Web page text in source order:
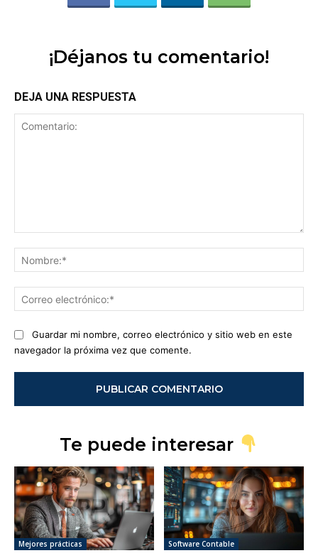
¡Déjanos tu comentario!
DEJA UNA RESPUESTA
Guardar mi nombre, correo electrónico y sitio web en este
navegador la próxima vez que comente.
Te puede interesar
Mejores prácticas Software Contable